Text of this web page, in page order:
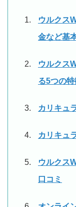
ウルクス
金など基
ウルクス
る5つの特
カリキュ
カリキュ
ウルクス
口コミ